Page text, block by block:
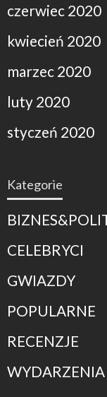
czerwiec 2020
kwiecień 2020
marzec 2020
luty 2020
styczeń 2020
Kategorie
CELEBRYCI
GWIAZDY
POPULARNE
RECENZJE
WYDARZENIA